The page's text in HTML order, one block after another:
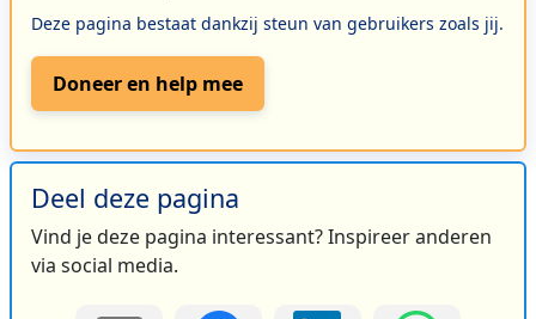
Deze pagina bestaat dankzij steun van gebruikers zoals jij.
Doneer en help mee
Deel deze pagina
Vind je deze pagina interessant? Inspireer anderen
via social media.